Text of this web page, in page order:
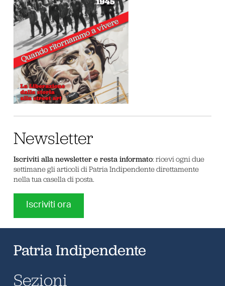
Newsletter
Iscriviti alla newsletter e resta informato: ricevi ogni due
settimane gli articoli di Patria Indipendente direttamente
nella tua casella di posta.
Iscriviti ora
Patria Indipendente
Sezioni